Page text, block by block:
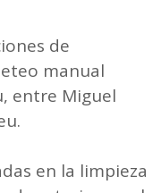
de
manual
entre Miguel
en la limpieza